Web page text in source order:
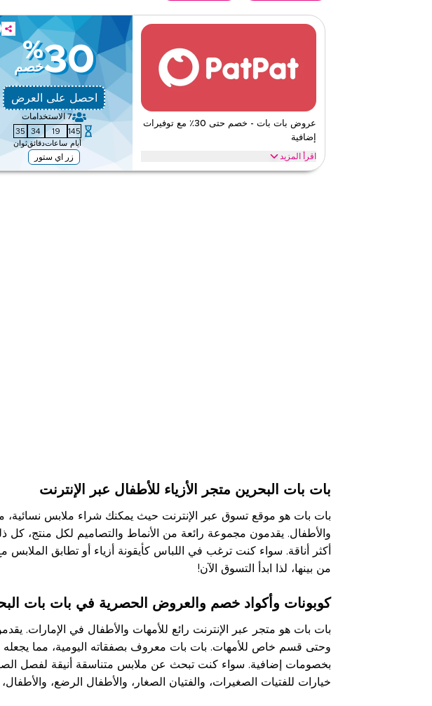
عروض بات بات - خصم حتى 30٪ مع توفيرات
إضافية
اقرأ المزيد
30
%
خصم
احصل على العرض
7 الاستخدامات
145
أيام
19
ساعات
34
دقائق
34
ثوان
زر اي ستور
عروض حصرية تصل إلى 30% على بات بات . وفّر على أزياء الأطفال ونمط الحياة العائلي عبر
بات بات البحرين متجر الأزياء للأطفال عبر الإنترنت
بات بات هو موقع تسوق عبر الإنترنت حيث يمكنك شراء ملابس
والأطفال. يقدمون مجموعة رائعة من الأنماط والتصاميم لكل منتج،
أكثر أناقة. سواء كنت ترغب في اللباس كأيقونة أزياء أو تطابق
من بينها، لذا ابدأ التسوق الآن!
كوبونات وأكواد خصم والعروض الحصرية في بات بات
بات بات هو متجر عبر الإنترنت رائع للأمهات والأطفال في الإمارات.
وحتى قسم خاص للأمهات. بات بات معروف بصفقاته اليومية، مما يجعله
بخصومات إضافية. سواء كنت تبحث عن ملابس متناسقة أنيقة لفصل
خيارات للفتيات الصغيرات، والفتيان الصغار، والأطفال الرضع،